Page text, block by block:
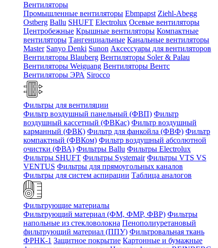
Вентиляторы
Промышленные вентиляторы Ebmpapst Ziehl-Abegg
Ostberg Ballu SHUFT Electrolux Осевые вентиляторы
Центробежные Крышные вентиляторы Компактные
вентиляторы Тангенциальные Канальные вентиляторы
Master Sanyo Denki Sunon Аксессуары для вентиляторов
Вентиляторы Blauberg Вентиляторы Soler & Palau
Вентиляторы Weiguang Вентиляторы Вентс
Вентиляторы ЭРА Sirocco
Фильтры для вентиляции
Фильтр воздушный панельный (ФВП) Фильтр
воздушный кассетный (ФВКас) Фильтр воздушный
карманный (ФВК) Фильтр для фанкойла (ФВФ) Фильтр
компактный (ФВКом) Фильтр воздушный абсолютной
очистки (ФВА) Фильтры Ballu Фильтры Electrolux
Фильтры SHUFT Фильтры Systemair Фильтры VTS VS
VENTUS Фильтры для прямоугольных каналов
Фильтры для систем аспирации Таблица аналогов
Фильтрующие материалы
Фильтрующий материал (ФМ, ФМР, ФВР) Фильтры
напольные из стекловолокна Пенополиуретановый
фильтрующий материал (ППУ) Фильтровальная ткань
ФРНК-1 Защитное покрытие Картонные и бумажные